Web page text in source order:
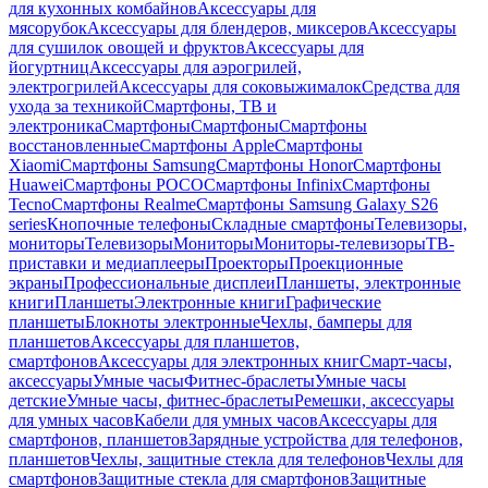
для кухонных комбайновАксессуары для
мясорубокАксессуары для блендеров, миксеровАксессуары
для сушилок овощей и фруктовАксессуары для
йогуртницАксессуары для аэрогрилей,
электрогрилейАксессуары для соковыжималокСредства для
ухода за техникойСмартфоны, ТВ и
электроникаСмартфоныСмартфоныСмартфоны
восстановленныеСмартфоны AppleСмартфоны
XiaomiСмартфоны SamsungСмартфоны HonorСмартфоны
HuaweiСмартфоны POCOСмартфоны InfinixСмартфоны
TecnoСмартфоны RealmeСмартфоны Samsung Galaxy S26
seriesКнопочные телефоныСкладные смартфоныТелевизоры,
мониторыТелевизорыМониторыМониторы-телевизорыТВ-
приставки и медиаплеерыПроекторыПроекционные
экраныПрофессиональные дисплеиПланшеты, электронные
книгиПланшетыЭлектронные книгиГрафические
планшетыБлокноты электронныеЧехлы, бамперы для
планшетовАксессуары для планшетов,
смартфоновАксессуары для электронных книгСмарт-часы,
аксессуарыУмные часыФитнес-браслетыУмные часы
детскиеУмные часы, фитнес-браслетыРемешки, аксессуары
для умных часовКабели для умных часовАксессуары для
смартфонов, планшетовЗарядные устройства для телефонов,
планшетовЧехлы, защитные стекла для телефоновЧехлы для
смартфоновЗащитные стекла для смартфоновЗащитные